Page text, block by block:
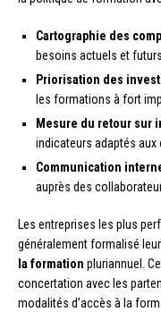
Cartographie des
besoins actuels et futurs
Priorisation des
les formations à fort
Mesure du retour sur
indicateurs adaptés
Communication
auprès des
Les entreprises les plus
généralement formalisé
la formation pluriannuel.
concertation avec les
modalités d’accès à la